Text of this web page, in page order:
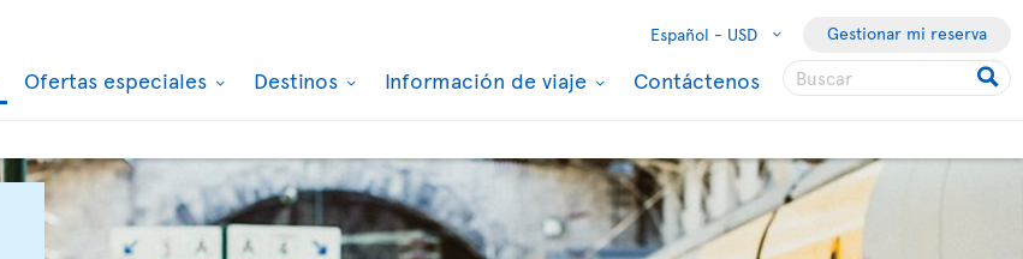
Español - USD Gestionar mi reserva
Ofertas especiales Destinos Información de viaje Contáctenos